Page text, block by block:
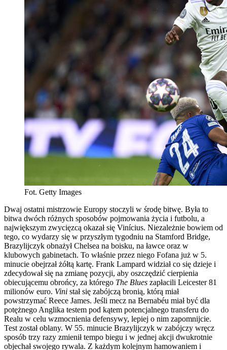
Fot. Getty Images
Dwaj ostatni mistrzowie Europy stoczyli w środę bitwę. Była to
bitwa dwóch różnych sposobów pojmowania życia i futbolu, a
największym zwycięzcą okazał się Vinícius. Niezależnie bowiem od
tego, co wydarzy się w przyszłym tygodniu na Stamford Bridge,
Brazylijczyk obnażył Chelsea na boisku, na ławce oraz w
klubowych gabinetach. To właśnie przez niego Fofana już w 5.
minucie obejrzał żółtą kartę. Frank Lampard widział co się dzieje i
zdecydował się na zmianę pozycji, aby oszczędzić cierpienia
obiecującemu obrońcy, za którego The Blues zapłacili Leicester 81
milionów euro. Vini stał się zabójczą bronią, którą miał
powstrzymać Reece James. Jeśli mecz na Bernabéu miał być dla
potężnego Anglika testem pod kątem potencjalnego transferu do
Realu w celu wzmocnienia defensywy, lepiej o nim zapomnijcie.
Test został oblany. W 55. minucie Brazylijczyk w zabójczy wręcz
sposób trzy razy zmienił tempo biegu i w jednej akcji dwukrotnie
objechał swojego rywala. Z każdym kolejnym hamowaniem i